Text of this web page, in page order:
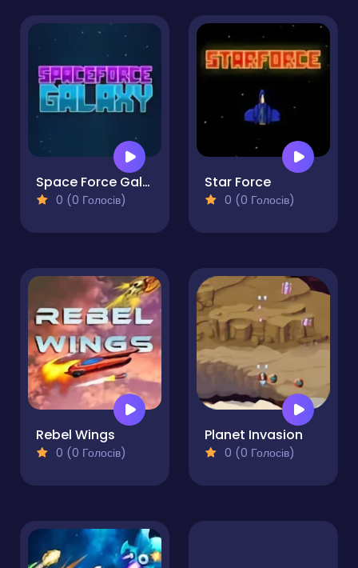
Space Force Galaxy
0 (0 Голосів)
Star Force
0 (0 Голосів)
Rebel Wings
0 (0 Голосів)
Planet Invasion
0 (0 Голосів)